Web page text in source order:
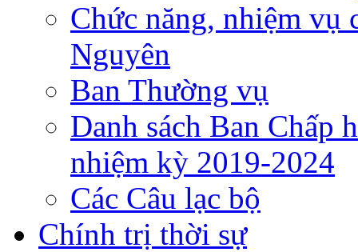
Chức năng, nhiệm vụ
Nguyên
Ban Thường vụ
Danh sách Ban Chấp
nhiệm kỳ 2019-2024
Các Câu lạc bộ
Chính trị thời sự